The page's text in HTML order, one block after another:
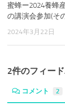
蜜蜂ー2024養蜂
の講演会参加(そ
2024年3月22日
2件のフィー
コメント 2